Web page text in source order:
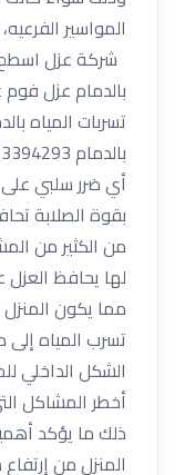
المواسير
شركة عزل
بالدمام عزل
تسربات المياه
أي ضرر سلبي
بقوة الصلابة
من الكثير من
لها يحافظ
مما يكون المنزل
تسرب المياه
الشكل الداخلي
أخطر المشاكل
ذلك ما يؤكد
المنزل من